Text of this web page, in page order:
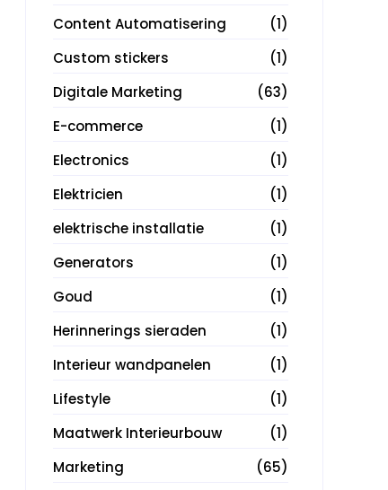
Content Automatisering
(1)
Custom stickers
(1)
Digitale Marketing
(63)
E-commerce
(1)
Electronics
(1)
Elektricien
(1)
elektrische installatie
(1)
Generators
(1)
Goud
(1)
Herinnerings sieraden
(1)
Interieur wandpanelen
(1)
Lifestyle
(1)
Maatwerk Interieurbouw
(1)
Marketing
(65)